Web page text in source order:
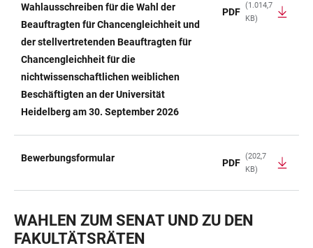
TABELLE
Wahlausschreiben für die Wahl der
Beauftragten für Chancengleichheit und
der stellvertretenden Beauftragten für
Chancengleichheit für die
nichtwissenschaftlichen weiblichen
Beschäftigten an der Universität
Heidelberg am 30. September 2026
PDF
(1.014,7
KB)
Bewerbungsformular PDF
(202,7
KB)
WAHLEN ZUM SENAT UND ZU DEN
FAKULTÄTSRÄTEN